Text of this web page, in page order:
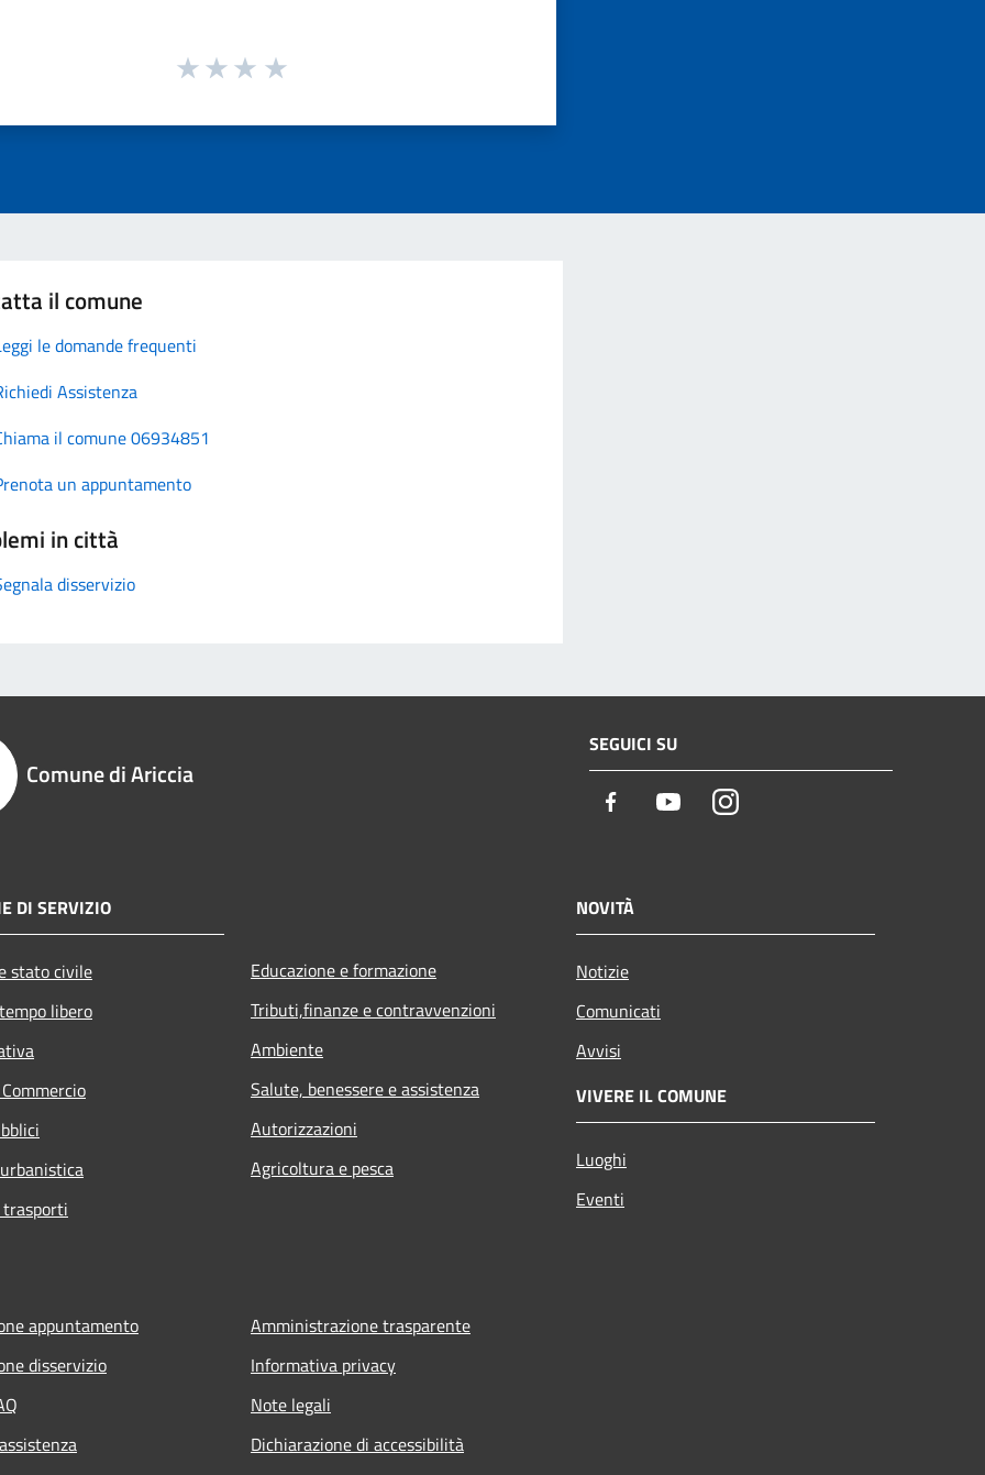
il comune
le domande frequenti
Assistenza
il comune 06934851
un appuntamento
in città
disservizio
Comune di Ariccia
SEGUICI SU
Facebook YoutubeInstagram
DI SERVIZIO
stato civile
libero
Educazione e formazione
Tributi,finanze e contravvenzioni
Ambiente
Salute, benessere e assistenza
Autorizzazioni
Agricoltura e pesca
NOVITÀ
Notizie
Comunicati
Avvisi
VIVERE IL COMUNE
Luoghi
Eventi
appuntamento
disservizio
Amministrazione trasparente
Informativa privacy
Note legali
Dichiarazione di accessibilità